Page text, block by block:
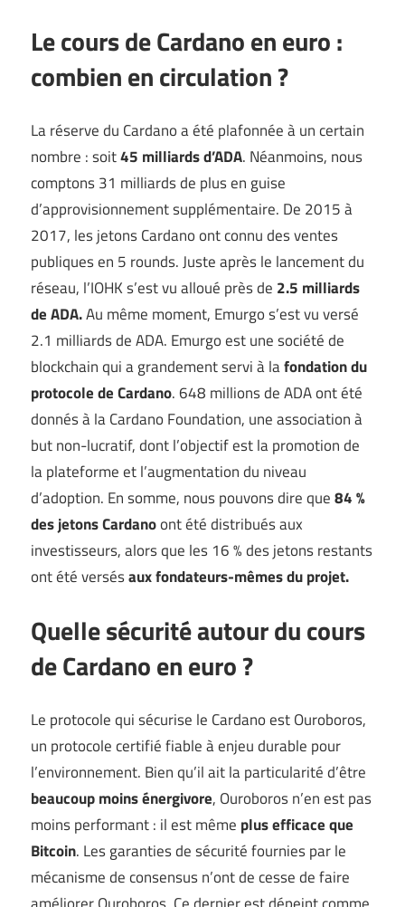
Le cours de Cardano en euro :
combien en circulation ?
La réserve du Cardano a été plafonnée à un certain
nombre : soit45 milliardsd’ADA. Néanmoins, nous
comptons 31 milliards de plus en guise
d’approvisionnement supplémentaire. De 2015 à
2017, les jetons Cardano ont connu des ventes
publiques en 5 rounds. Juste après le lancement du
réseau, l’IOHK s’est vu alloué près de 2.5 milliards
de ADA.Au même moment, Emurgo s’est vu versé
2.1 milliards de ADA. Emurgo est une société de
blockchain qui a grandement servi à lafondation du
protocole de Cardano. 648 millions de ADA ont été
donnés à la Cardano Foundation, une association à
but non-lucratif, dont l’objectif est la promotion de
la plateforme et l’augmentation du niveau
d’adoption. En somme, nous pouvons dire que84 %
des jetons Cardanoont été distribués aux
investisseurs, alors que les 16 % des jetons restants
ont été versésaux fondateurs-mêmes du projet.
Quelle sécurité autour du cours
de Cardano en euro ?
Le protocole qui sécurise le Cardano est Ouroboros,
un protocole certifié fiable à enjeu durable pour
l’environnement. Bien qu’il ait la particularité d’être
beaucoup moins énergivore, Ouroboros n’en est pas
moins performant : il est même plus efficace que
Bitcoin. Les garanties de sécurité fournies par le
mécanisme de consensus n’ont de cesse de faire